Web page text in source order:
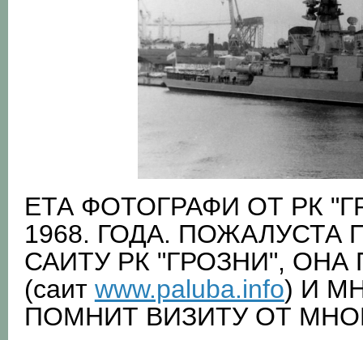
ЕТА ФОТОГРАФИ ОТ РК
1968. ГОДА.
САИТУ РК "ГРОЗНИ",
(саит www.paluba.info) И
ПОМНИТ ВИЗИТУ ОТ